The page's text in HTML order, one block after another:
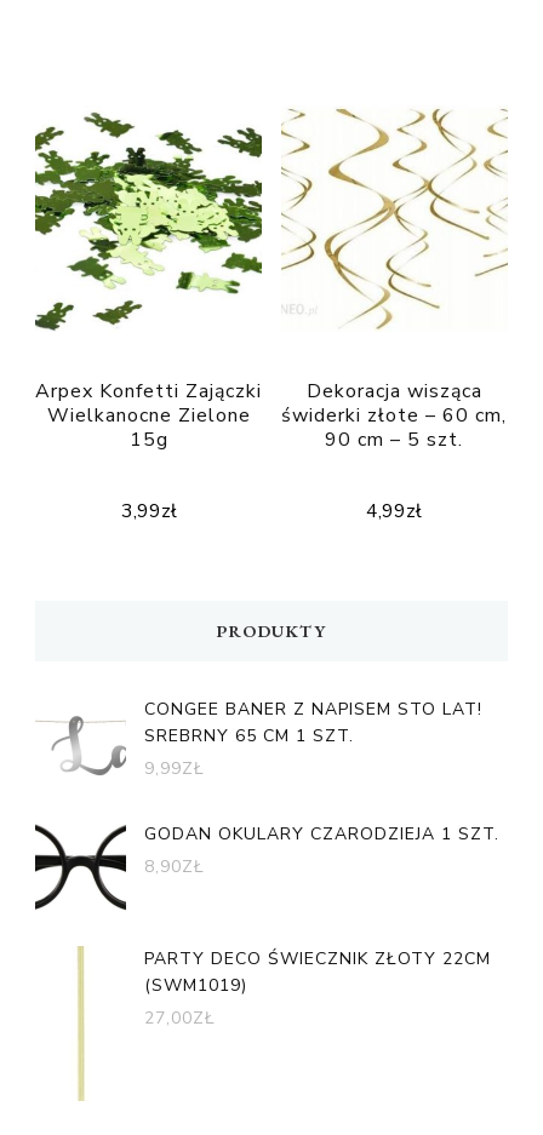
Arpex Konfetti Zajączki
Wielkanocne Zielone
15g
3,99zł
Dekoracja wisząca
świderki złote – 60 cm,
90 cm – 5 szt.
4,99zł
PRODUKTY
CONGEE BANER Z NAPISEM STO LAT!
SREBRNY 65 CM 1 SZT.
9,99ZŁ
GODAN OKULARY CZARODZIEJA 1 SZT.
8,90ZŁ
PARTY DECO ŚWIECZNIK ZŁOTY 22CM
(SWM1019)
27,00ZŁ